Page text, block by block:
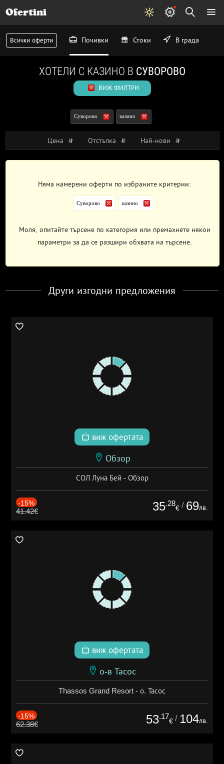
Ofertini
Всички оферти Почивки Стоки В града
ХОТЕЛИ С КАЗИНО В СУВОРОВО
ВИЖ ФИЛТРИ
Суворово казино
Цена Отстъпка Най-нови
Няма намерени оферти по избраните критерии:
Суворово казино
Моля, опитайте търсене по категория или премахнете някои
параметри за да се разшири обхвата на търсене.
Други изгодни предложения
виж офертата
Обзор
СОЛ Луна Бей - Обзор
-15%
41.42€ 35.28
€ / 69лв.
виж офертата
о-в Тасос
Thassos Grand Resort - о. Тасос
-15%
62.38€ 53.17
€ / 104лв.